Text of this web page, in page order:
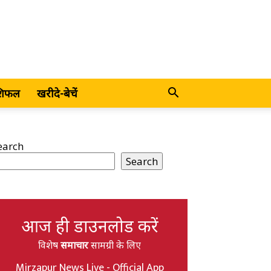
खरीदे-बेचें
Search
आज ही डाउनलोड करें
विशेषसमाचारसामग्री के लिए